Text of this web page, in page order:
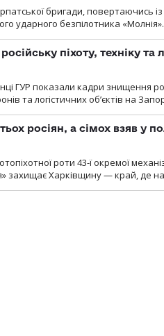
бригади, повертаючись
ударного безпілотника «Молнія».
піхоту, техніку та
ГУР показали кадри знищення
та логістичних об’єктів на
росіян, а сімох взяв у
роти 43-ї окремої
захищає Харківщину — край, де